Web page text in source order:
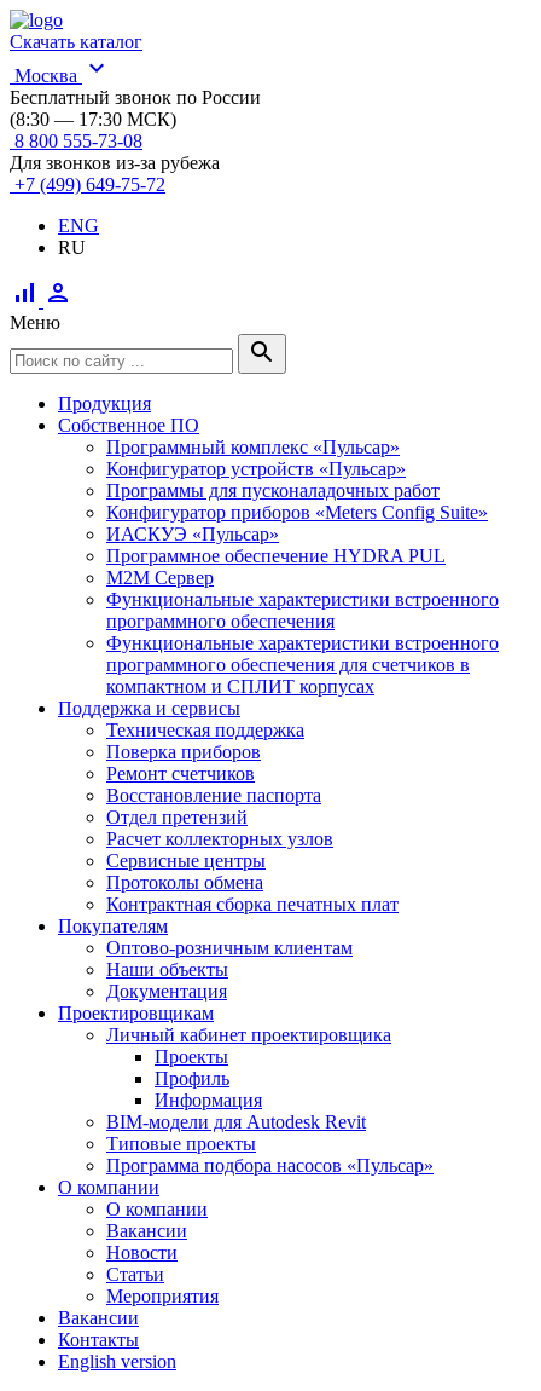
Скачать каталог
Москва
expand_more
Бесплатный звонок по России
(8:30 — 17:30 МСК)
8 800 555-73-08
Для звонков из-за рубежа
+7 (499) 649-75-72
ENG
RU
signal_cellular_alt person
Меню
search
Продукция
Собственное ПО
Программный комплекс «Пульсар»
Конфигуратор устройств «Пульсар»
Программы для пусконаладочных работ
Конфигуратор приборов «Meters Config Suite»
ИАСКУЭ «Пульсар»
Программное обеспечение HYDRA PUL
M2M Сервер
Функциональные характеристики встроенного
программного обеспечения
Функциональные характеристики встроенного
программного обеспечения для счетчиков в
компактном и СПЛИТ корпусах
Поддержка и сервисы
Техническая поддержка
Поверка приборов
Ремонт счетчиков
Восстановление паспорта
Отдел претензий
Расчет коллекторных узлов
Сервисные центры
Протоколы обмена
Контрактная сборка печатных плат
Покупателям
Оптово-розничным клиентам
Наши объекты
Документация
Проектировщикам
Личный кабинет проектировщика
Проекты
Профиль
Информация
BIM-модели для Autodesk Revit
Типовые проекты
Программа подбора насосов «Пульсар»
О компании
О компании
Вакансии
Новости
Статьи
Мероприятия
Вакансии
Контакты
English version